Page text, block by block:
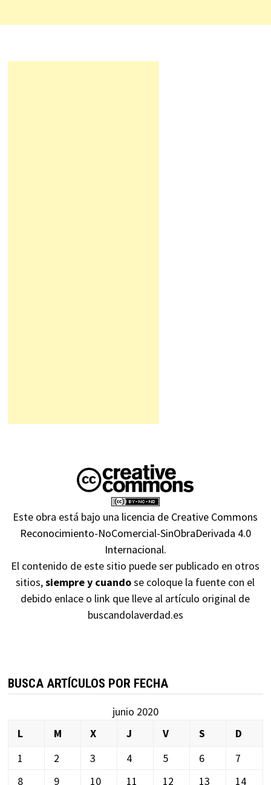
Este obra está bajo una licencia de Creative Commons
Reconocimiento-NoComercial-SinObraDerivada 4.0
Internacional.
El contenido de este sitio puede ser publicado en otros
sitios,siempre y cuandose coloque la fuente con el
debido enlace o link que lleve al artículo original de
buscandolaverdad.es
BUSCA ARTÍCULOS POR FECHA
junio 2020
L
M X J V S
D
1
2 3 4 5 6
7
8
9 10 11 12 13 14